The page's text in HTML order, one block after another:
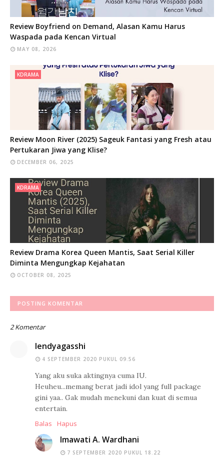
Review Boyfriend on Demand, Alasan Kamu Harus
Waspada pada Kencan Virtual
MAY 08, 2026
KDRAMA
Review Moon River (2025) Sageuk Fantasi yang Fresh atau
Pertukaran Jiwa yang Klise?
DECEMBER 06, 2025
KDRAMA
Review Drama Korea Queen Mantis, Saat Serial Killer
Diminta Mengungkap Kejahatan
OCTOBER 08, 2025
POSTING KOMENTAR
2 Komentar
lendyagasshi
4 SEPTEMBER 2020 PUKUL 09.56
Yang aku suka aktingnya cuma IU.
Heuheu...memang berat jadi idol yang full package
gini yaa.. Gak mudah menekuni dan kuat di semua
entertain.
Balas
Hapus
Imawati A. Wardhani
7 SEPTEMBER 2020 PUKUL 18.22